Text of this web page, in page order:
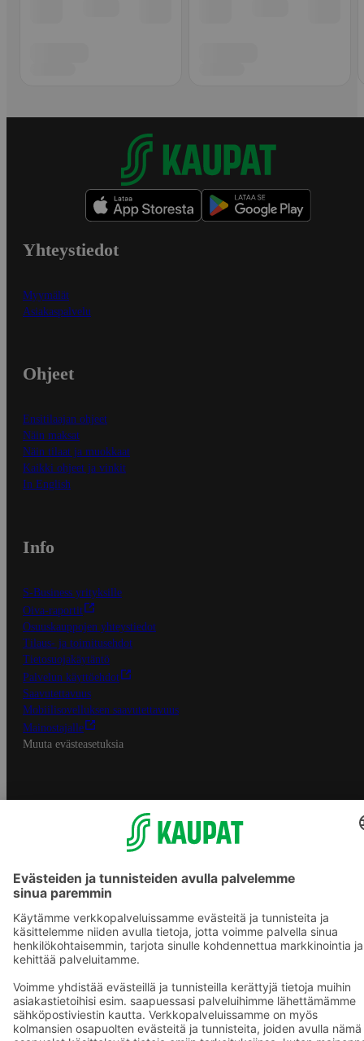
Yhteystiedot
Myymälät
Asiakaspalvelu
Ohjeet
Ensitilaajan ohjeet
Näin maksat
Näin tilaat ja muokkaat
Kaikki ohjeet ja vinkit
In English
Info
S-Business yrityksille
Oiva-raportit
Osuuskauppojen yhteystiedot
Tilaus- ja toimitusehdot
Tietosuojakäytäntö
Palvelun käyttöehdot
Saavutettavuus
Mobiilisovelluksen saavutettavuus
Mainostajalle
Muuta evästeasetuksia
S-ryhmän palvelut
Asiakasomistajuus
Yhteishyvä Ruoka -sovellus
Prisma.fi
Sokos.fi
S-Pankki
Sokos Hotels
Raflaamo